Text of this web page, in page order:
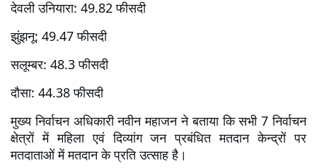
देवली उनियारा: 49.82 फीसदी
झुंझनू: 49.47 फीसदी
सलूम्बर: 48.3 फीसदी
दौसा: 44.38 फीसदी
मुख्य निर्वाचन अधिकारी नवीन महाजन ने बताया कि सभी 7 निर्वाचन
क्षेत्रों में महिला एवं दिव्यांग जन प्रबंधित मतदान केन्द्रों पर
मतदाताओं में मतदान के प्रति उत्साह है।